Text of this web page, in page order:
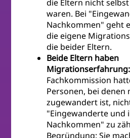
die Eltern nicht
waren. Bei
Nachkommen" geht
die eigene
die beider Eltern.
Beide Eltern haben
Migrationserfahrung:
Fachkommission
Personen, bei denen
zugewandert ist,
"Eingewanderte und
Nachkommen" zu
Begründung: Sie